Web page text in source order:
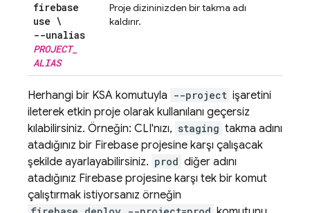
firebase
use \
--unalias
PROJECT_
ALIAS
Proje dizininizden bir takma adı
kaldırır.
Herhangi bir KSA komutuyla --project işaretini
ileterek etkin proje olarak kullanılanı geçersiz
kılabilirsiniz. Örneğin: CLI'nızı, staging takma adını
atadığınız bir Firebase projesine karşı çalışacak
şekilde ayarlayabilirsiniz. prod diğer adını
atadığınız Firebase projesine karşı tek bir komut
çalıştırmak istiyorsanız örneğin